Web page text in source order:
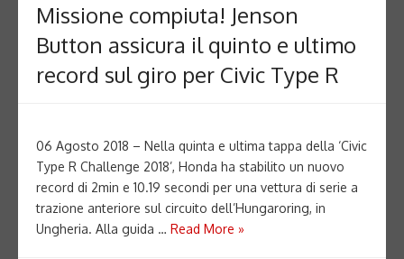
Missione compiuta! Jenson
Button assicura il quinto e ultimo
record sul giro per Civic Type R
06 Agosto 2018 – Nella quinta e ultima tappa della ‘Civic
Type R Challenge 2018’, Honda ha stabilito un nuovo
record di 2min e 10.19 secondi per una vettura di serie a
trazione anteriore sul circuito dell’Hungaroring, in
Ungheria. Alla guida … Read More »